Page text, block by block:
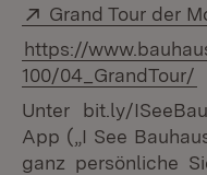
Extern:
Grand Tour der
https://
100/04_GrandTour/
Unter bit.ly/
App („I See
ganz persönliche